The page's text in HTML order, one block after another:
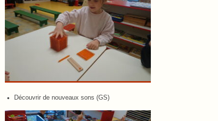
Découvrir de nouveaux sons (GS)